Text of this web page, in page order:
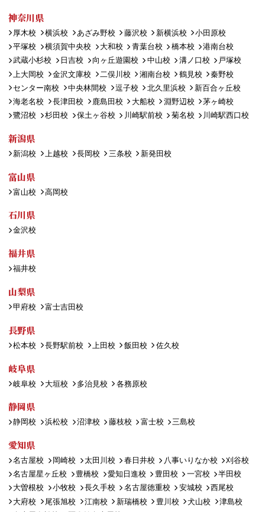
神奈川県
厚木校 横浜校 あざみ野校 藤沢校 新横浜校
小田原校
平塚校
横須賀中央校 大和校 青葉台校 橋本校
港南台校
武蔵小杉校
日吉校 向ヶ丘遊園校 中山校 溝ノ口校
戸塚校
上大岡校
金沢文庫校 二俣川校 湘南台校 鶴見校
秦野校
センター南校
中央林間校 逗子校 北久里浜校
新百合ヶ丘校
海老名校
長津田校 鹿島田校 大船校 淵野辺校
茅ヶ崎校
鷺沼校
杉田校 保土ヶ谷校 川崎駅前校 菊名校 川崎駅西口校
新潟県
新潟校 上越校 長岡校 三条校 新発田校
富山県
富山校 高岡校
石川県
金沢校
福井県
福井校
山梨県
甲府校 富士吉田校
長野県
松本校 長野駅前校 上田校 飯田校 佐久校
岐阜県
岐阜校 大垣校 多治見校 各務原校
静岡県
静岡校 浜松校 沼津校 藤枝校 富士校 三島校
愛知県
名古屋校 岡崎校 太田川校 春日井校 八事いりなか校
刈谷校
名古屋星ヶ丘校
豊橋校 愛知日進校 豊田校 一宮校
半田校
大曽根校
小牧校 長久手校 名古屋徳重校 安城校
西尾校
大府校
尾張旭校 江南校 新瑞橋校 豊川校 犬山校
津島校